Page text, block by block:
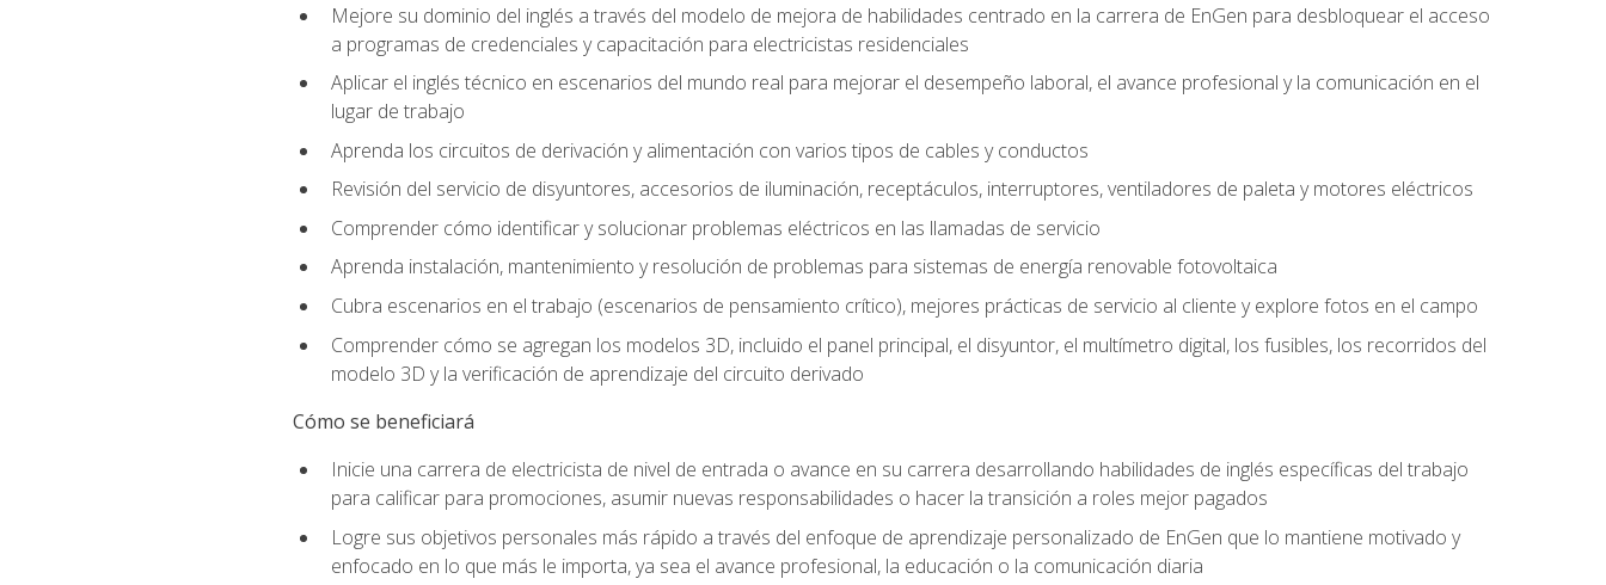
Mejore su dominio del inglés a través del modelo de mejora de habilidades centrado en la carrera de EnGen para desbloquear el acceso
a programas de credenciales y capacitación para electricistas residenciales
Aplicar el inglés técnico en escenarios del mundo real para mejorar el desempeño laboral, el avance profesional y la comunicación en el
lugar de trabajo
Aprenda los circuitos de derivación y alimentación con varios tipos de cables y conductos
Revisión del servicio de disyuntores, accesorios de iluminación, receptáculos, interruptores, ventiladores de paleta y motores eléctricos
Comprender cómo identificar y solucionar problemas eléctricos en las llamadas de servicio
Aprenda instalación, mantenimiento y resolución de problemas para sistemas de energía renovable fotovoltaica
Cubra escenarios en el trabajo (escenarios de pensamiento crítico), mejores prácticas de servicio al cliente y explore fotos en el campo
Comprender cómo se agregan los modelos 3D, incluido el panel principal, el disyuntor, el multímetro digital, los fusibles, los recorridos del
modelo 3D y la verificación de aprendizaje del circuito derivado
Cómo se beneficiará
Inicie una carrera de electricista de nivel de entrada o avance en su carrera desarrollando habilidades de inglés específicas del trabajo
para calificar para promociones, asumir nuevas responsabilidades o hacer la transición a roles mejor pagados
Logre sus objetivos personales más rápido a través del enfoque de aprendizaje personalizado de EnGen que lo mantiene motivado y
enfocado en lo que más le importa, ya sea el avance profesional, la educación o la comunicación diaria